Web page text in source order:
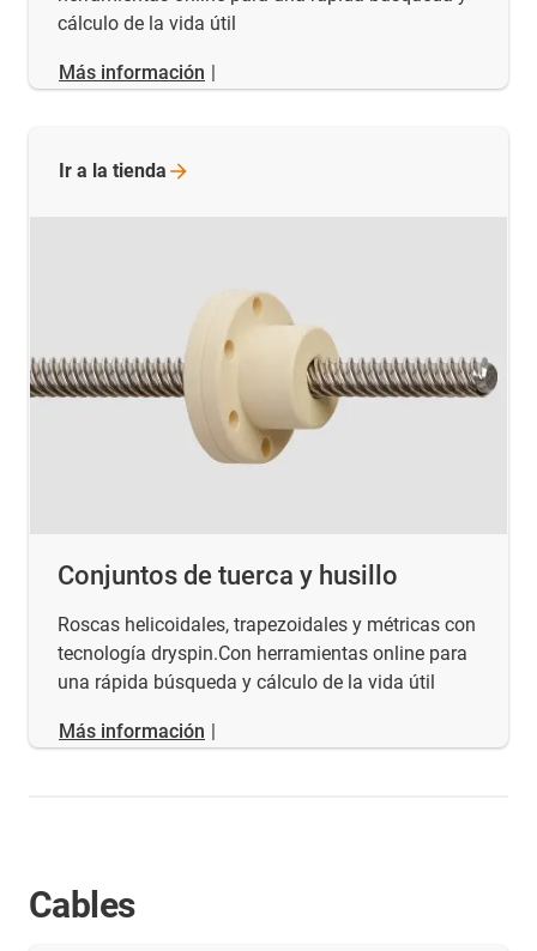
cálculo de la vida útil
Más información |
Conjuntos de tuerca y husillo
Roscas helicoidales, trapezoidales y métricas con
tecnología dryspin.Con herramientas online para
una rápida búsqueda y cálculo de la vida útil
Más información |
Ir a la tienda
Cables